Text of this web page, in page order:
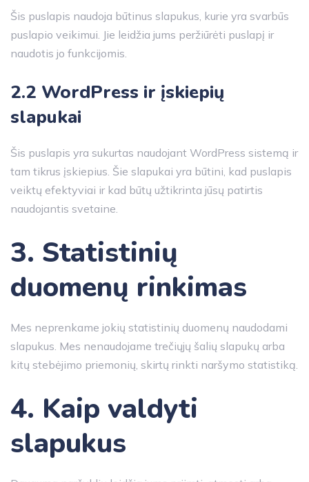
Šis puslapis naudoja būtinus slapukus, kurie yra svarbūs
puslapio veikimui. Jie leidžia jums peržiūrėti puslapį ir
naudotis jo funkcijomis.
2.2 WordPress ir įskiepių
slapukai
Šis puslapis yra sukurtas naudojant WordPress sistemą ir
tam tikrus įskiepius. Šie slapukai yra būtini, kad puslapis
veiktų efektyviai ir kad būtų užtikrinta jūsų patirtis
naudojantis svetaine.
3. Statistinių
duomenų rinkimas
Mes neprenkame jokių statistinių duomenų naudodami
slapukus. Mes nenaudojame trečiųjų šalių slapukų arba
kitų stebėjimo priemonių, skirtų rinkti naršymo statistiką.
4. Kaip valdyti
slapukus